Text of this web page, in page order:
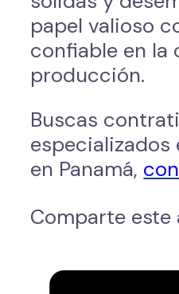
papel valioso
confiable en la
producción.
Buscas
especializados
en Panamá,
Comparte este